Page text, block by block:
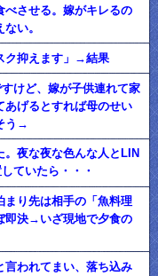
べさせる。嫁がキレるの
い。
ク抑えます」→結果
けど、嫁が子供連れて家
あげるとすれば母のせい
う→
夜な夜な色んな人とLIN
ていたら・・・
まり先は相手の「魚料理
即決→いざ現地で夕食の
言われてまい、落ち込み